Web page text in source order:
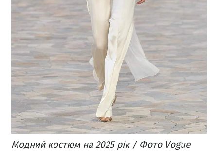
Модний костюм на 2025 рік / Фото Vogue